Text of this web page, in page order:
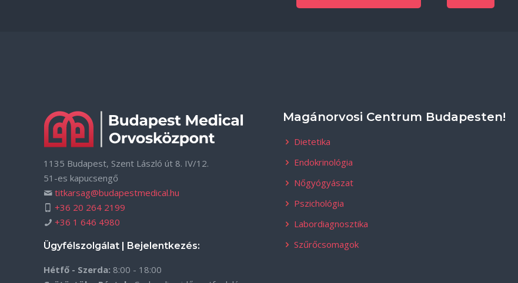
1135 Budapest, Szent László út 8. IV/12.
51-es kapucsengő
titkarsag@budapestmedical.hu
+36 20 264 2199
+36 1 646 4980
Ügyfélszolgálat | Bejelentkezés:
Hétfő - Szerda: 8:00 - 18:00
Magánorvosi Centrum Budapesten!
Dietetika
Endokrinológia
Nőgyógyászat
Pszichológia
Labordiagnosztika
Szűrőcsomagok